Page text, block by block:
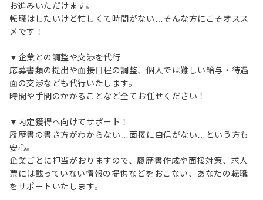
お進みいただけます。
転職はしたいけど忙しくて時間がない…そんな方にこそオスス
メです！
▼企業との調整や交渉を代行
応募書類の提出や面接日程の調整、個人では難しい給与・待遇
面の交渉なども代行いたします。
時間や手間のかかることなど全てお任せください！
▼内定獲得へ向けてサポート！
履歴書の書き方がわからない…面接に自信がない…という方も
安心。
企業ごとに担当がおりますので、履歴書作成や面接対策、求人
票には載っていない情報の提供などをおこない、あなたの転職
をサポートいたします。